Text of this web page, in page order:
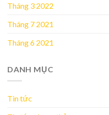
Tháng 3 2022
Tháng 7 2021
Tháng 6 2021
DANH MỤC
Tin tức